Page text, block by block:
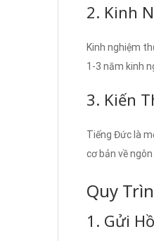
2. Kinh
Kinh nghiệm
1-3 năm kinh
3. Kiến
Tiếng Đức là
cơ bản về ngôn
Quy
1. Gửi